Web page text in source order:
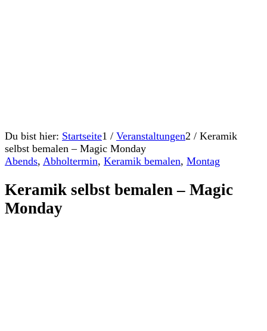
Du bist hier: Startseite1 / Veranstaltungen2 / Keramik
selbst bemalen – Magic Monday
Abends, Abholtermin, Keramik bemalen, Montag
Keramik selbst bemalen – Magic
Monday